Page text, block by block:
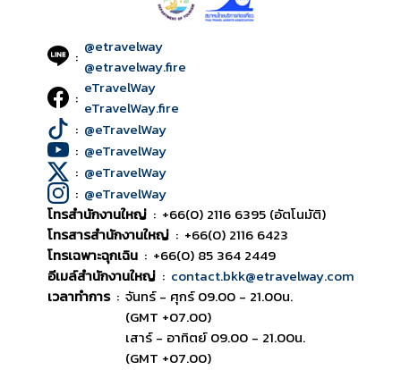
: @etravelway
@etravelway.fire
: eTravelWay
eTravelWay.fire
: @eTravelWay
: @eTravelWay
: @eTravelWay
: @eTravelWay
โทรสำนักงานใหญ่ : +66(0) 2116 6395 (อัตโนมัติ)
โทรสารสำนักงานใหญ่ : +66(0) 2116 6423
โทรเฉพาะฉุกเฉิน : +66(0) 85 364 2449
อีเมล์สำนักงานใหญ่ : contact.bkk@etravelway.com
เวลาทำการ : จันทร์ - ศุกร์ 09.00 - 21.00น.
(GMT +07.00)
เสาร์ - อาทิตย์ 09.00 - 21.00น.
(GMT +07.00)